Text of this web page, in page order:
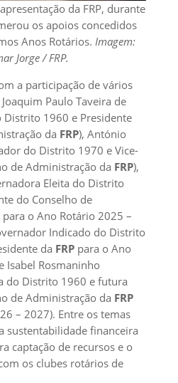
da FRP, durante
os apoios concedidos
Anos Rotários. Imagem:
Jorge / FRP.
a participação de vários
Paulo Taveira de
Distrito 1960 e Presidente
da FRP), António
do Distrito 1970 e Vice-
de Administração da FRP),
Eleita do Distrito
do Conselho de
para o Ano Rotário 2025 –
Indicado do Distrito
da FRPpara o Ano
Isabel Rosmaninho
do Distrito 1960 e futura
de Administração da FRP
– 2027). Entre os temas
sustentabilidade financeira
captação de recursos e o
os clubes rotários de